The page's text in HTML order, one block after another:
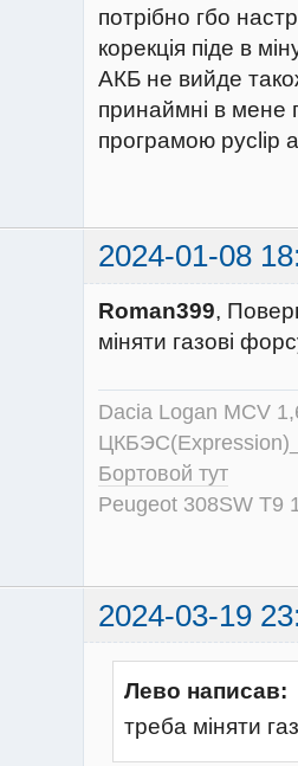
потрібно гбо
корекція піде в
АКБ не вийде
принаймні в мене
програмою pyclip
2024-01-08
Roman399,
міняти газові
Dacia Logan MCV
Бортовой тут
Peugeot 308SW T9
2024-03-19
Лево написав:
треба міняти